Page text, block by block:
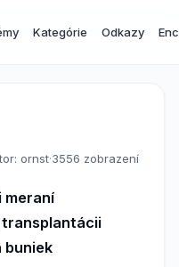
Kategórie Odkazy
ornst·3556 zobrazení
meraní
transplantácii